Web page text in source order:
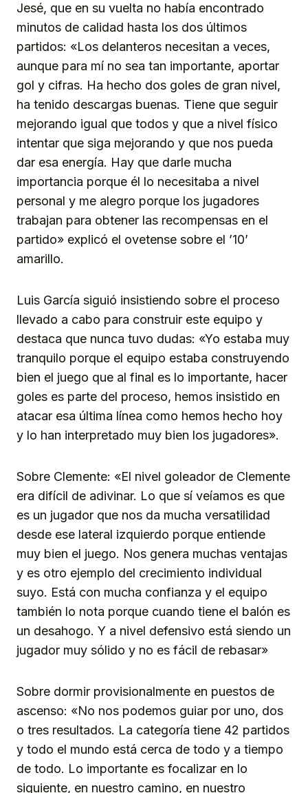
Jesé, que en su vuelta no había encontrado
minutos de calidad hasta los dos últimos
partidos: «Los delanteros necesitan a veces,
aunque para mí no sea tan importante, aportar
gol y cifras. Ha hecho dos goles de gran nivel,
ha tenido descargas buenas. Tiene que seguir
mejorando igual que todos y que a nivel físico
intentar que siga mejorando y que nos pueda
dar esa energía. Hay que darle mucha
importancia porque él lo necesitaba a nivel
personal y me alegro porque los jugadores
trabajan para obtener las recompensas en el
partido» explicó el ovetense sobre el ’10’
amarillo.
Luis García siguió insistiendo sobre el proceso
llevado a cabo para construir este equipo y
destaca que nunca tuvo dudas: «Yo estaba muy
tranquilo porque el equipo estaba construyendo
bien el juego que al final es lo importante, hacer
goles es parte del proceso, hemos insistido en
atacar esa última línea como hemos hecho hoy
y lo han interpretado muy bien los jugadores».
Sobre Clemente: «El nivel goleador de Clemente
era difícil de adivinar. Lo que sí veíamos es que
es un jugador que nos da mucha versatilidad
desde ese lateral izquierdo porque entiende
muy bien el juego. Nos genera muchas ventajas
y es otro ejemplo del crecimiento individual
suyo. Está con mucha confianza y el equipo
también lo nota porque cuando tiene el balón es
un desahogo. Y a nivel defensivo está siendo un
jugador muy sólido y no es fácil de rebasar»
Sobre dormir provisionalmente en puestos de
ascenso: «No nos podemos guiar por uno, dos
o tres resultados. La categoría tiene 42 partidos
y todo el mundo está cerca de todo y a tiempo
de todo. Lo importante es focalizar en lo
siguiente, en nuestro camino, en nuestro